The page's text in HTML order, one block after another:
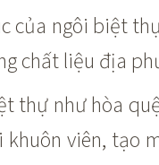
của ngôi biệt
chất liệu địa
thự như hòa
khuôn viên, tạo